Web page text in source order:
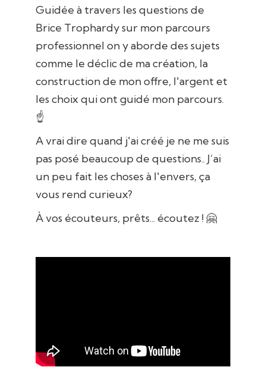
Guidée à travers les questions de
Brice Trophardy sur mon parcours
professionnel on y aborde des sujets
comme le déclic de ma création, la
construction de mon offre, l'argent et
les choix qui ont guidé mon parcours.
☝
A vrai dire quand j'ai créé je ne me suis
pas posé beaucoup de questions.. J’ai
un peu fait les choses à l'envers, ça
vous rend curieux?
À vos écouteurs, prêts... écoutez ! 🤗